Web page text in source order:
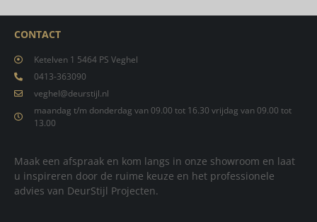
CONTACT
Ketelven 1 5464 PS Veghel
0413-363090
veghel@deurstijl.nl
maandag t/m donderdag van 09.00 tot 16.30 vrijdag van 09.00 tot
13.00
Maak een afspraak en kom langs in onze showroom en laat
u inspireren door de ruime keuze en het professionele
advies van DeurStijl Projecten.